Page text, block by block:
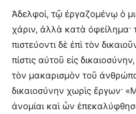
Ἀδελφοί, τῷ ἐργαζομένῳ ὁ
χάριν, ἀλλὰ κατὰ
πιστεύοντι δὲ ἐπὶ τὸν
πίστις αὐτοῦ εἰς
τὸν μακαρισμὸν τοῦ
δικαιοσύνην χωρὶς ἔργων·
ἀνομίαι καὶ ὧν